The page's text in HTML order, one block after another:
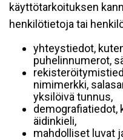
käyttötarkoituksen
henkilötietoja tai
yhteystiedot,
puhelinnumerot,
nimimerkki,
yksilöivä tunnus,
demografiatiedot,
äidinkieli,
mahdolliset luvat